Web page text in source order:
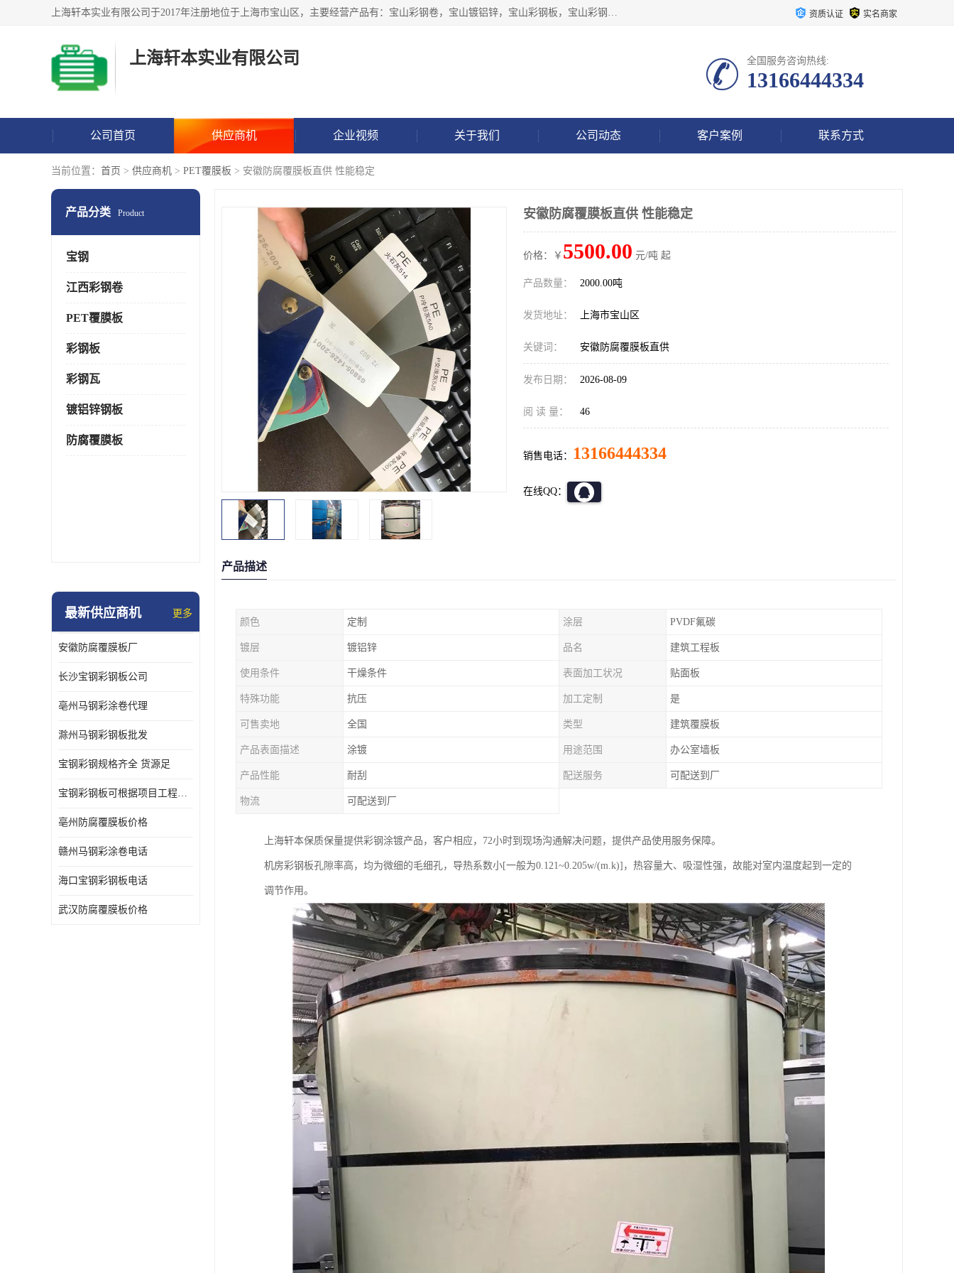
上海轩本实业有限公司于2017年注册地位于上海市宝山区，主要经营产品有：宝山彩钢卷，宝山镀铝锌，宝山彩钢板，宝山彩钢瓦等产品的生产和销售。 资质认证 实名商家
上海轩本实业有限公司 全国服务咨询热线:
13166444334
公司首页 供应商机 企业视频 关于我们 公司动态 客户案例 联系方式
当前位置： 首页 > 供应商机 > PET覆膜板 > 安徽防腐覆膜板直供 性能稳定
产品分类 Product
宝钢
江西彩钢卷
PET覆膜板
彩钢板
彩钢瓦
镀铝锌钢板
防腐覆膜板
最新供应商机 更多
安徽防腐覆膜板厂
长沙宝钢彩钢板公司
亳州马钢彩涂卷代理
滁州马钢彩钢板批发
宝钢彩钢规格齐全 货源足
宝钢彩钢板可根据项目工程定制
亳州防腐覆膜板价格
赣州马钢彩涂卷电话
海口宝钢彩钢板电话
武汉防腐覆膜板价格
安徽防腐覆膜板直供 性能稳定
价格：￥ 5500.00 元/吨 起
产品数量： 2000.00吨
发货地址： 上海市宝山区
关键词： 安徽防腐覆膜板直供
发布日期： 2026-08-09
阅 读 量： 46
销售电话： 13166444334
在线QQ：
产品描述
颜色 定制 涂层 PVDF氟碳
镀层 镀铝锌 品名 建筑工程板
使用条件 干燥条件 表面加工状况 贴面板
特殊功能 抗压 加工定制 是
可售卖地 全国 类型 建筑覆膜板
产品表面描述 涂镀 用途范围 办公室墙板
产品性能 耐刮 配送服务 可配送到厂
物流 可配送到厂
上海轩本保质保量提供彩钢涂镀产品，客户相应，72小时到现场沟通解决问题，提供产品使用服务保障。
机房彩钢板孔隙率高，均为微细的毛细孔，导热系数小[一般为0.121~0.205w/(m.k)]，热容量大、吸湿性强，故能对室内温度起到一定的
调节作用。